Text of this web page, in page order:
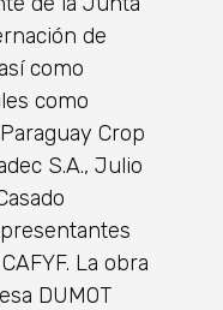
de
como
como
Crop
S.A., Julio
La obra
DUMOT